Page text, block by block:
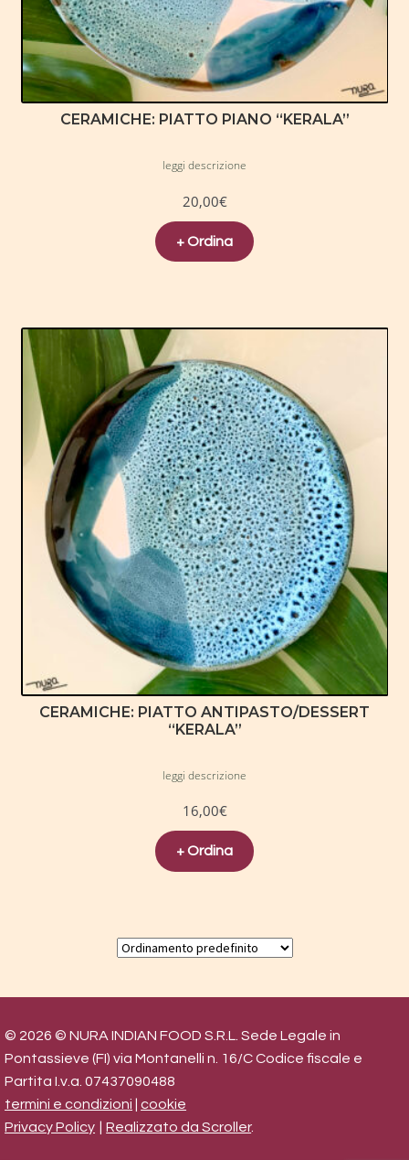
CERAMICHE: PIATTO PIANO “KERALA”
leggi descrizione
20,00€
+ Ordina
CERAMICHE: PIATTO ANTIPASTO/DESSERT
“KERALA”
leggi descrizione
16,00€
+ Ordina
© 2026 © NURA INDIAN FOOD S.R.L. Sede Legale in
Pontassieve (FI) via Montanelli n. 16/C Codice fiscale e
Partita I.v.a. 07437090488
termini e condizioni |cookie
Privacy Policy
Realizzato da Scroller.